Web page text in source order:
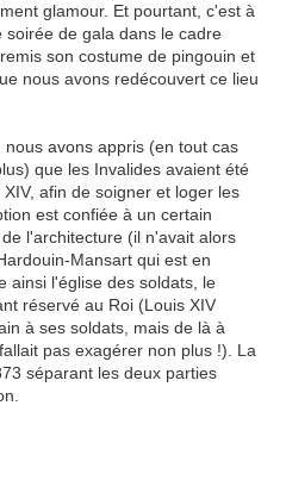
glamour. Et pourtant, c'est à
de gala dans le cadre
son costume de pingouin et
nous avons redécouvert ce lieu
avons appris (en tout cas
que les Invalides avaient été
afin de soigner et loger les
est confiée à un certain
l'architecture (il n'avait alors
Mansart qui est en
ainsi l'église des soldats, le
réservé au Roi (Louis XIV
à ses soldats, mais de là à
pas exagérer non plus !). La
séparant les deux parties